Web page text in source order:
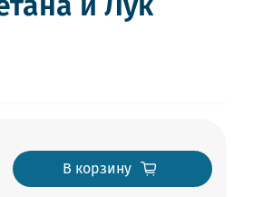
В корзину